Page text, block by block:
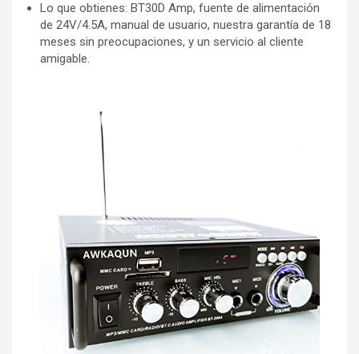
Lo que obtienes: BT30D Amp, fuente de alimentación
de 24V/4.5A, manual de usuario, nuestra garantía de 18
meses sin preocupaciones, y un servicio al cliente
amigable.